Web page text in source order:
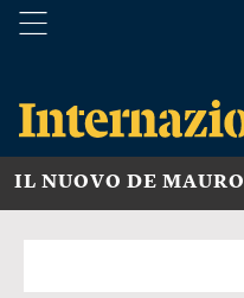
IL NUOVO DE MAURO